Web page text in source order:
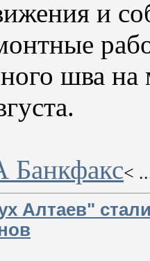
и
шва на
Банкфакс<
Алтаев"